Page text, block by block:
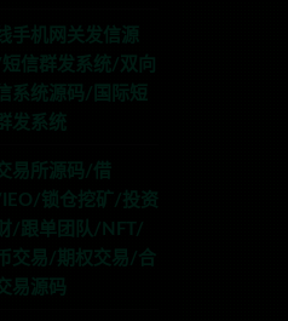
手机网关发信源
信群发系统/双向
系统源码/国际短
发系统
易所源码/借
锁仓挖矿/投资
/跟单团队/NFT/
交易/期权交易/合
易源码